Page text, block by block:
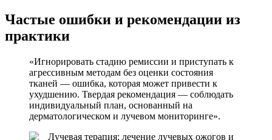
Частые ошибки и рекомендации из
практики
«Игнорировать стадию ремиссии и приступать к
агрессивным методам без оценки состояния
тканей — ошибка, которая может привести к
ухудшению. Твердая рекомендация — соблюдать
индивидуальный план, основанный на
дерматологическом и лучевом мониторинге».